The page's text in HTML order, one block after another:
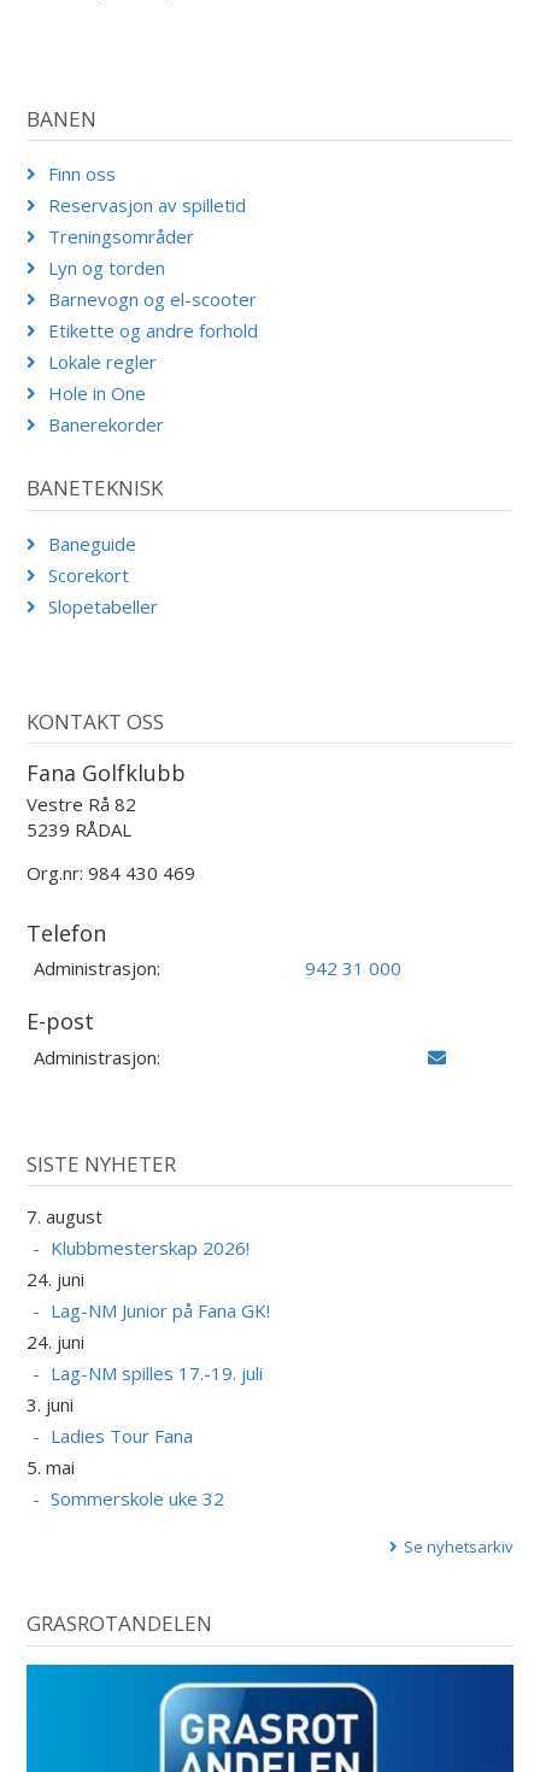
BANEN
Finn oss
Reservasjon av spilletid
Treningsområder
Lyn og torden
Barnevogn og el-scooter
Etikette og andre forhold
Lokale regler
Hole in One
Banerekorder
BANETEKNISK
Baneguide
Scorekort
Slopetabeller
KONTAKT OSS
Fana Golfklubb
Vestre Rå 82
5239 RÅDAL
Org.nr: 984 430 469
Telefon
Administrasjon: 942 31 000
E-post
Administrasjon:
SISTE NYHETER
7. august
Klubbmesterskap 2026!
24. juni
Lag-NM Junior på Fana GK!
24. juni
Lag-NM spilles 17.-19. juli
3. juni
Ladies Tour Fana
5. mai
Sommerskole uke 32
Se nyhetsarkiv
GRASROTANDELEN